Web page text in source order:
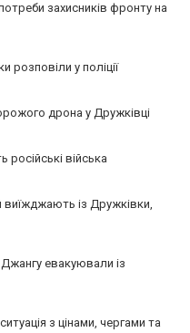
захисників фронту на
розповіли у поліції
дрона у Дружківці
російські війська
із Дружківки,
евакуювали із
з цінами, чергами та